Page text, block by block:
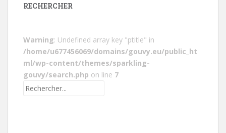
RECHERCHER
Warning: Undefined array key "ptitle" in
/home/u677456069/domains/gouvy.eu/public_ht
ml/wp-content/themes/sparkling-
gouvy/search.php on line 7